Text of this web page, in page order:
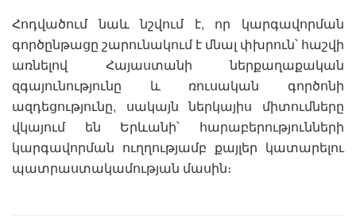
Հոդվածում նաև նշվում է, որ կարգավորման
գործընթացը շարունակում է մնալ փխրուն՝ հաշվի
առնելով Հայաստանի ներքաղաքական
զգայունությունը և ռուսական գործոնի
ազդեցությունը, սակայն ներկայիս միտումները
վկայում են Երևանի՝ հարաբերությունների
կարգավորման ուղղությամբ քայլեր կատարելու
պատրաստակամության մասին։